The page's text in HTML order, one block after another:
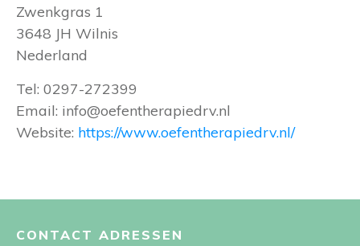
Zwenkgras 1
3648 JH Wilnis
Nederland
Tel: 0297-272399
Email: info@oefentherapiedrv.nl
Website: https://www.oefentherapiedrv.nl/
CONTACT ADRESSEN